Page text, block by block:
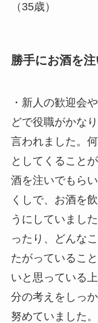
（35歳）
勝手にお酒を
・新人の歓迎会
どで役職がかな
言われました。
としてくること
酒を注いでもら
くしで、お酒を
うにしていまし
ったり、どんな
たがっているこ
いと思っている
分の考えをしっ
努めていました。